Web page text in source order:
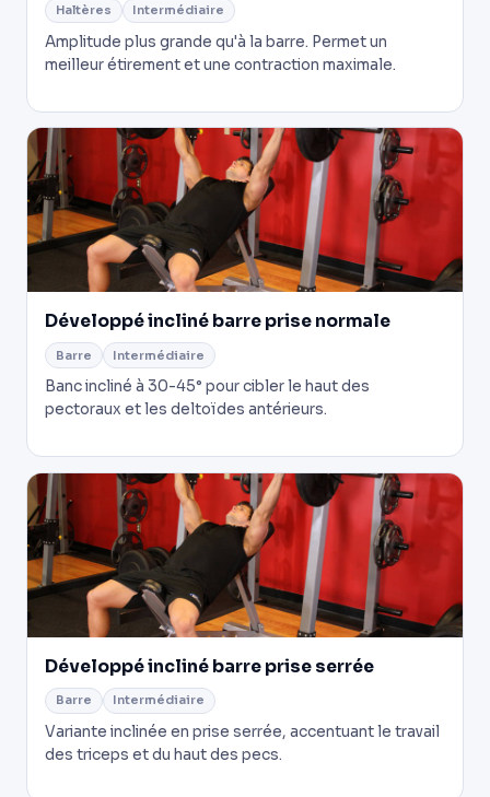
Haltères Intermédiaire
Amplitude plus grande qu'à la barre. Permet un
meilleur étirement et une contraction maximale.
Développé incliné barre prise normale
Barre Intermédiaire
Banc incliné à 30-45° pour cibler le haut des
pectoraux et les deltoïdes antérieurs.
Développé incliné barre prise serrée
Barre Intermédiaire
Variante inclinée en prise serrée, accentuant le travail
des triceps et du haut des pecs.